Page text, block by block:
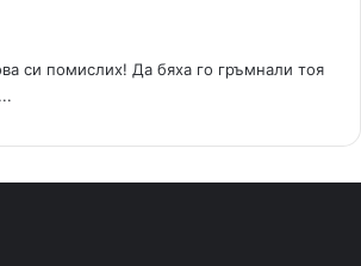
си помислих! Да бяха го гръмнали тоя